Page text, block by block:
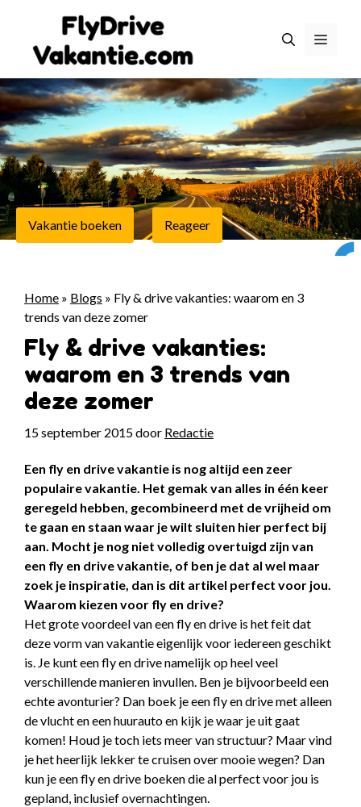
Menu
Vakantie boeken Reageer
Home » Blogs » Fly & drive vakanties: waarom en 3
trends van deze zomer
Fly & drive vakanties:
waarom en 3 trends van
deze zomer
15 september 2015door Redactie
Een fly en drive vakantie is nog altijd een zeer
populaire vakantie. Het gemak van alles in één keer
geregeld hebben, gecombineerd met de vrijheid om
te gaan en staan waar je wilt sluiten hier perfect bij
aan. Mocht je nog niet volledig overtuigd zijn van
een fly en drive vakantie, of ben je dat al wel maar
zoek je inspiratie, dan is dit artikel perfect voor jou.
Waarom kiezen voor fly en drive?
Het grote voordeel van een fly en drive is het feit dat
deze vorm van vakantie eigenlijk voor iedereen geschikt
is. Je kunt een fly en drive namelijk op heel veel
verschillende manieren invullen. Ben je bijvoorbeeld een
echte avonturier? Dan boek je een fly en drive met alleen
de vlucht en een huurauto en kijk je waar je uit gaat
komen! Houd je toch iets meer van structuur? Maar vind
je het heerlijk lekker te cruisen over mooie wegen? Dan
kun je een fly en drive boeken die al perfect voor jou is
gepland, inclusief overnachtingen.